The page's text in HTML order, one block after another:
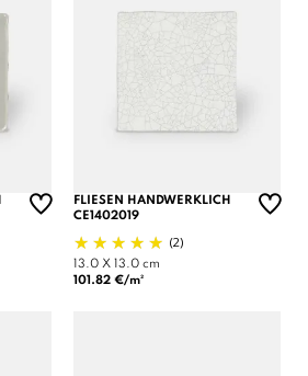
FLIESEN HANDWERKLICH
CE1402019
(2)
13.0 X 13.0 cm
101.82 €/m²